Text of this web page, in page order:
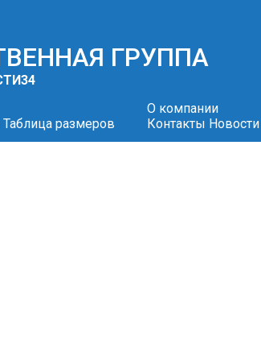
ГРУППА
34
Таблица размеров
О компании
Контакты Новости